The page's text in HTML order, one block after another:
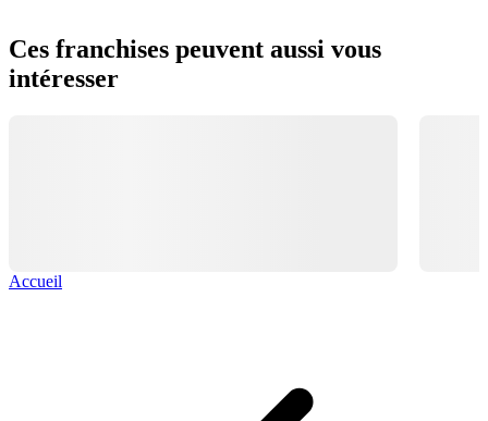
Ces franchises peuvent aussi vous
intéresser
Accueil